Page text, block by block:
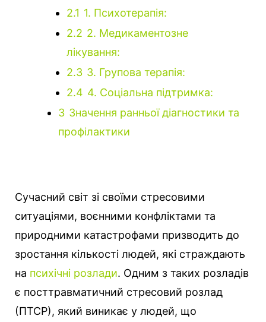
2.1 1. Психотерапія:
2.2 2. Медикаментозне
лікування:
2.3 3. Групова терапія:
2.4 4. Соціальна підтримка:
3 Значення ранньої діагностики та
профілактики
Сучасний світ зі своїми стресовими
ситуаціями, воєнними конфліктами та
природними катастрофами призводить до
зростання кількості людей, які страждають
на психічні розлади. Одним з таких розладів
є посттравматичний стресовий розлад
(ПТСР), який виникає у людей, що